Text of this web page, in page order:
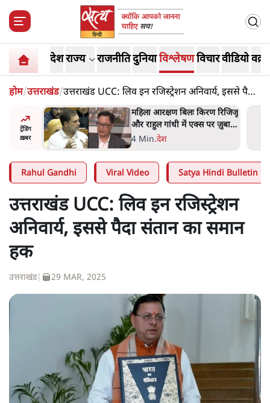
देशराज्य राजनीतिदुनियाविश्लेषणविचारवीडियो
होम/उत्तराखंड/उत्तराखंड UCC: लिव इन रजिस्ट्रेशन अनिवार्य, इससे पैदा
संतान का समान हक
ट्रेंडिंग
ख़बर
पर
थीं
महिला आरक्षण बिलः किरण रिजिजू
और राहुल गांधी में एक्स पर ज़ुबानी
जंग
4 Min.देश
Rahul Gandhi Viral Video Satya Hindi Bulletin
उत्तराखंड UCC: लिव इन रजिस्ट्रेशन
अनिवार्य, इससे पैदा संतान का समान
हक
उत्तराखंड| 29 MAR, 2025